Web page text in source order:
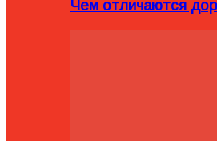
Чем отличаются